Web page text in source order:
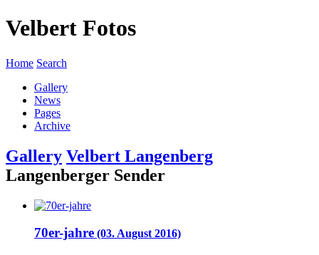
Velbert Fotos
Home Search
Gallery
News
Pages
Archive
Gallery Velbert Langenberg
Langenberger Sender
70er-jahre (03. August 2016)